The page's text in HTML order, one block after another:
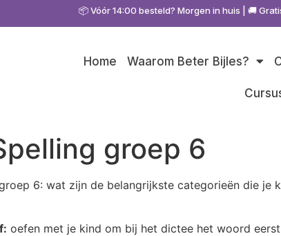
📦 Vóór 14:00 besteld? Morgen in huis | 🚚
Home Waarom Beter Bijles?
groep 6
6: wat zijn de belangrijkste categorieën die je
oefen met je kind om bij het dictee het woord